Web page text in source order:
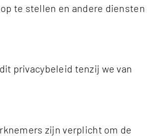
te stellen en andere diensten
privacybeleid tenzij we van
zijn verplicht om de